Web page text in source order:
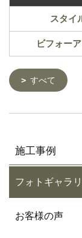
スタイ
ビフォー
すべて
施工事例
フォトギャラ
お客様の声